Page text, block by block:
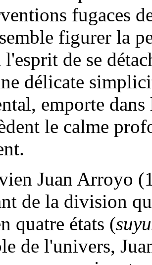
fugaces
figurer la
l'esprit de se
délicate
emporte
le calme
Juan Arroyo
de la division
quatre états (
de l'univers,